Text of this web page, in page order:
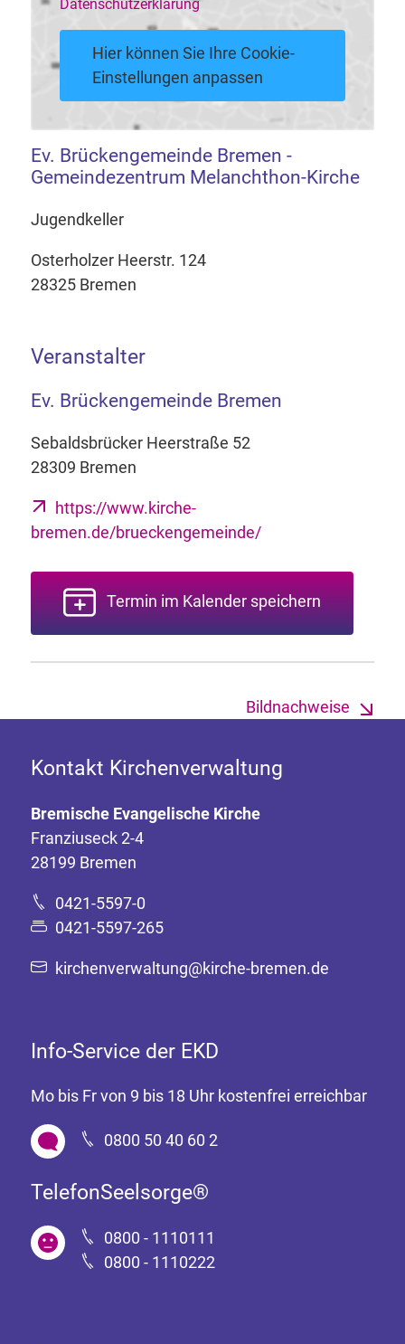
Datenschutzerklärung
Hier können Sie Ihre Cookie-
Einstellungen anpassen
Ev. Brückengemeinde Bremen -
Gemeindezentrum Melanchthon-Kirche
Jugendkeller
Osterholzer Heerstr. 124
28325 Bremen
Veranstalter
Ev. Brückengemeinde Bremen
Sebaldsbrücker Heerstraße 52
28309 Bremen
https://www.kirche-
bremen.de/brueckengemeinde/
Termin im Kalender speichern
Bildnachweise
Kontakt Kirchenverwaltung
Bremische Evangelische Kirche
Franziuseck 2-4
28199 Bremen
0421-5597-0
0421-5597-265
kirchenverwaltung@kirche-bremen.de
Info-Service der EKD
Mo bis Fr von 9 bis 18 Uhr kostenfrei erreichbar
0800 50 40 60 2
TelefonSeelsorge®
0800 - 1110111
0800 - 1110222